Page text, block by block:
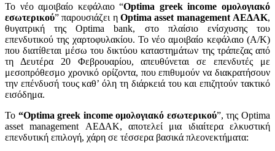
Το νέο αμοιβαίο κεφάλαιο “Optima greek income ομολογιακό
εσωτερικού” παρουσιάζει η Optima asset management ΑΕΔΑΚ,
θυγατρική της Optima bank, στο πλαίσιο ενίσχυσης του
επενδυτικού της χαρτοφυλακίου. Το νέο αμοιβαίο κεφάλαιο (Α/Κ)
που διατίθεται μέσω του δικτύου καταστημάτων της τράπεζας από
τη Δευτέρα 20 Φεβρουαρίου, απευθύνεται σε επενδυτές με
μεσοπρόθεσμο χρονικό ορίζοντα, που επιθυμούν να διακρατήσουν
την επένδυσή τους καθ’ όλη τη διάρκειά του και επιζητούν τακτικό
εισόδημα.
Το “Optima greek incomeομολογιακό εσωτερικού”, της Optima
asset management ΑΕΔΑΚ, αποτελεί μια ιδιαίτερα ελκυστική
επενδυτική επιλογή, χάρη σε τέσσερα βασικά πλεονεκτήματα: